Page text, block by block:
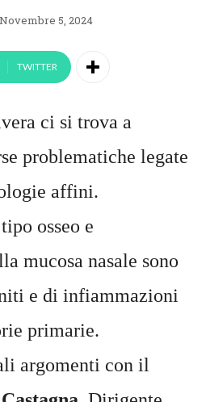
Novembre 5, 2024
TWITTER
ci si trova a
problematiche legate
affini.
osseo e
mucosa nasale sono
e di infiammazioni
primarie.
argomenti con il